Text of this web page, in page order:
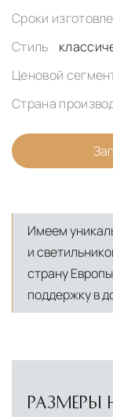
Сроки
Стиль
Ценовой
Страна
Имеем
и
страну
поддержку в
РАЗМЕРЫ